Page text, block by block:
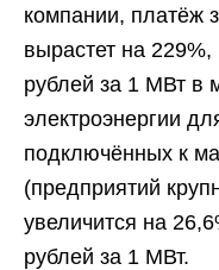
компании, платёж
вырастет на
рублей за 1 МВт в
электроэнергии
подключённых к
(предприятий
увеличится на
рублей за 1 МВт.